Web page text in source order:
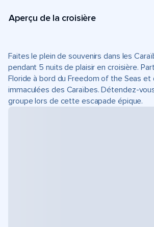
Aperçu de la croisière
Faites le plein de souvenirs dans les
pendant 5 nuits de plaisir en croisière.
Floride à bord du Freedom of the Seas
immaculées des Caraïbes. Détendez-
groupe lors de cette escapade épique.